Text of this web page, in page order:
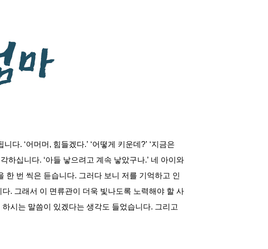
. ‘어머머, 힘들겠다.’ ‘어떻게 키운데?’ ‘지금은
하십니다. ‘아들 낳으려고 계속 낳았구나.’ 네 아이와
한 번 씩은 듣습니다. 그러다 보니 저를 기억하고 인
. 그래서 이 면류관이 더욱 빛나도록 노력해야 할 사
시는 말씀이 있겠다는 생각도 들었습니다. 그리고